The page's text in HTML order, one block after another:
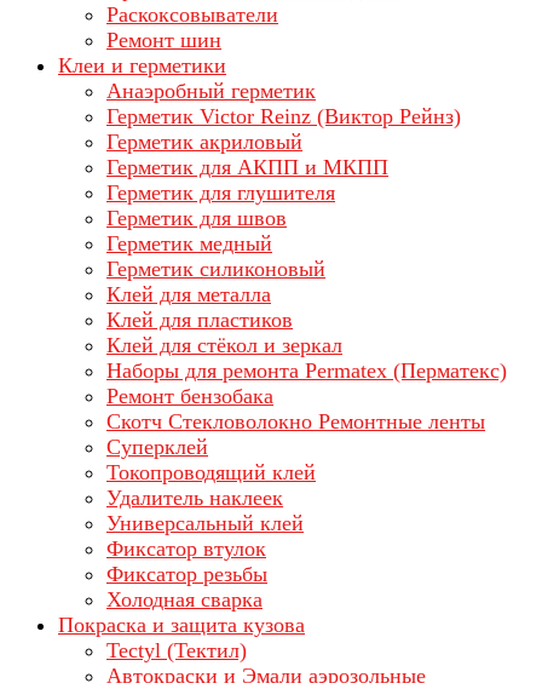
Раскоксовыватели
Ремонт шин
Клеи и герметики
Анаэробный герметик
Герметик Victor Reinz (Виктор Рейнз)
Герметик акриловый
Герметик для АКПП и МКПП
Герметик для глушителя
Герметик для швов
Герметик медный
Герметик силиконовый
Клей для металла
Клей для пластиков
Клей для стёкол и зеркал
Наборы для ремонта Permatex (Перматекс)
Ремонт бензобака
Скотч Стекловолокно Ремонтные ленты
Суперклей
Токопроводящий клей
Удалитель наклеек
Универсальный клей
Фиксатор втулок
Фиксатор резьбы
Холодная сварка
Покраска и защита кузова
Tectyl (Тектил)
Автокраски и Эмали аэрозольные